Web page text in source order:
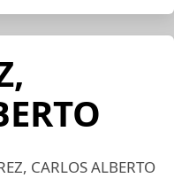
CARLOS ALBERTO